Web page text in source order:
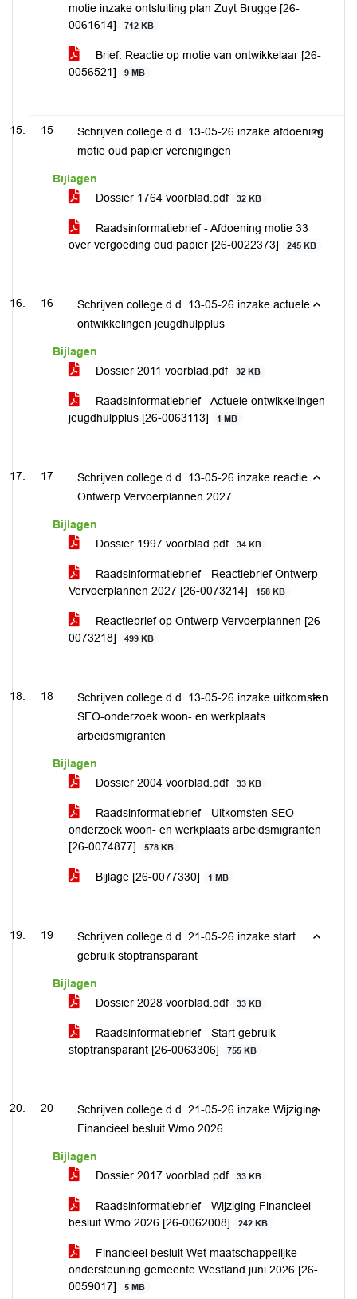
motie inzake ontsluiting plan Zuyt Brugge [26-
0061614]
712 KB
Brief: Reactie op motie van ontwikkelaar [26-
0056521]
9 MB
15
Schrijven college d.d. 13-05-26 inzake afdoening
motie oud papier verenigingen
Bijlagen
Dossier 1764 voorblad.pdf
32 KB
Raadsinformatiebrief - Afdoening motie 33
over vergoeding oud papier [26-0022373]
245 KB
16
Schrijven college d.d. 13-05-26 inzake actuele
ontwikkelingen jeugdhulpplus
Bijlagen
Dossier 2011 voorblad.pdf
32 KB
Raadsinformatiebrief - Actuele ontwikkelingen
jeugdhulpplus [26-0063113]
1 MB
17
Schrijven college d.d. 13-05-26 inzake reactie
Ontwerp Vervoerplannen 2027
Bijlagen
Dossier 1997 voorblad.pdf
34 KB
Raadsinformatiebrief - Reactiebrief Ontwerp
Vervoerplannen 2027 [26-0073214]
158 KB
Reactiebrief op Ontwerp Vervoerplannen [26-
0073218]
499 KB
18
Schrijven college d.d. 13-05-26 inzake uitkomsten
SEO-onderzoek woon- en werkplaats
arbeidsmigranten
Bijlagen
Dossier 2004 voorblad.pdf
33 KB
Raadsinformatiebrief - Uitkomsten SEO-
onderzoek woon- en werkplaats arbeidsmigranten
[26-0074877]
578 KB
Bijlage [26-0077330] 1 MB
19
Schrijven college d.d. 21-05-26 inzake start
gebruik stoptransparant
Bijlagen
Dossier 2028 voorblad.pdf
33 KB
Raadsinformatiebrief - Start gebruik
stoptransparant [26-0063306]
755 KB
20
Schrijven college d.d. 21-05-26 inzake Wijziging
Financieel besluit Wmo 2026
Bijlagen
Dossier 2017 voorblad.pdf
33 KB
Raadsinformatiebrief - Wijziging Financieel
besluit Wmo 2026 [26-0062008]
242 KB
Financieel besluit Wet maatschappelijke
ondersteuning gemeente Westland juni 2026 [26-
0059017]
5 MB